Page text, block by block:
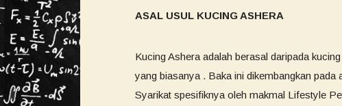
ASAL USUL KUCING ASHERA
Kucing Ashera adalah berasal daripada
yang biasanya . Baka ini dikembangkan
Syarikat spesifiknya oleh makmal Lifestyle